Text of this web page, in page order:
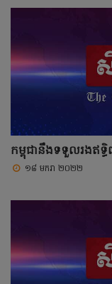
កម្ពុជានឹងទទួលរងឥទ្
១៨ មករា ២០២២